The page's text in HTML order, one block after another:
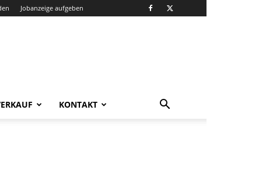
Jobanzeige aufgeben
KONTAKT